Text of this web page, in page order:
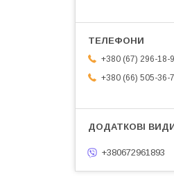
+380 (67) 296-18-
+380 (66) 505-36-
+380672961893